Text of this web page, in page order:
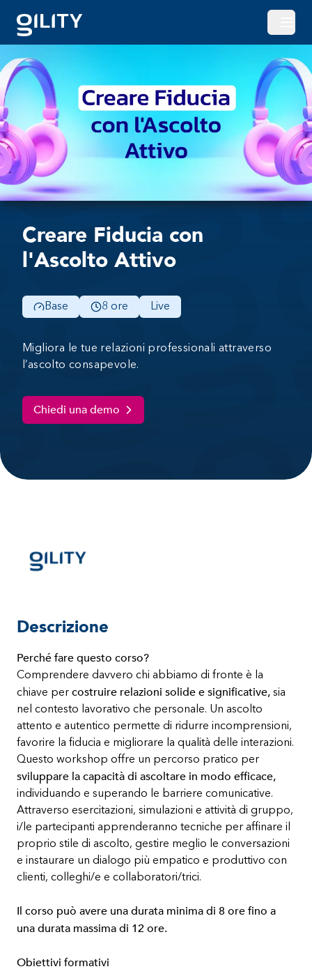
Apri
Creare Fiducia con
l'Ascolto Attivo
Base 8 ore Live
Migliora le tue relazioni professionali attraverso
l’ascolto consapevole.
Chiedi una demo
Descrizione
Perché fare questo corso?
Comprendere davvero chi abbiamo di fronte è la
chiave per costruire relazioni solide e significative, sia
nel contesto lavorativo che personale. Un ascolto
attento e autentico permette di ridurre incomprensioni,
favorire la fiducia e migliorare la qualità delle interazioni.
Questo workshop offre un percorso pratico per
sviluppare la capacità di ascoltare in modo efficace,
individuando e superando le barriere comunicative.
Attraverso esercitazioni, simulazioni e attività di gruppo,
i/le partecipanti apprenderanno tecniche per affinare il
proprio stile di ascolto, gestire meglio le conversazioni
e instaurare un dialogo più empatico e produttivo con
clienti, colleghi/e e collaboratori/trici.
Il corso può avere una durata minima di 8 ore fino a
una durata massima di 12 ore.
Obiettivi formativi